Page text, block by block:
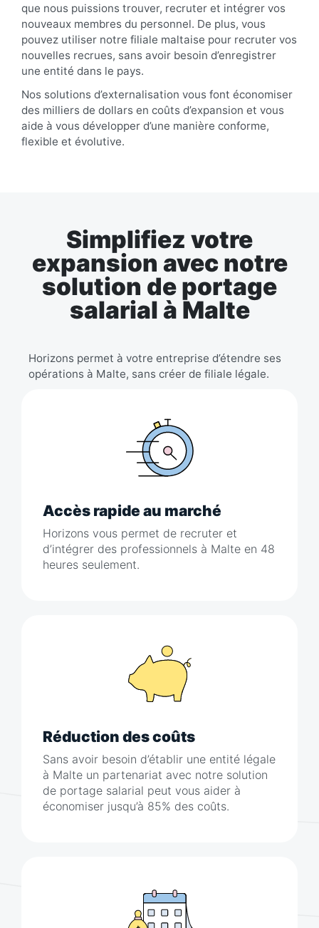
que nous puissions trouver, recruter et intégrer vos
nouveaux membres du personnel. De plus, vous
pouvez utiliser notre filiale maltaise pour recruter vos
nouvelles recrues, sans avoir besoin d’enregistrer
une entité dans le pays.
Nos solutions d’externalisation vous font économiser
des milliers de dollars en coûts d’expansion et vous
aide à vous développer d’une manière conforme,
flexible et évolutive.
Simplifiez votre
expansion avec notre
solution de portage
salarial à Malte
Horizons permet à votre entreprise d’étendre ses
opérations à Malte, sans créer de filiale légale.
Accès rapide au marché
Horizons vous permet de recruter et
d’intégrer des professionnels à Malte en 48
heures seulement.
Réduction des coûts
Sans avoir besoin d’établir une entité légale
à Malte un partenariat avec notre solution
de portage salarial peut vous aider à
économiser jusqu’à 85% des coûts.